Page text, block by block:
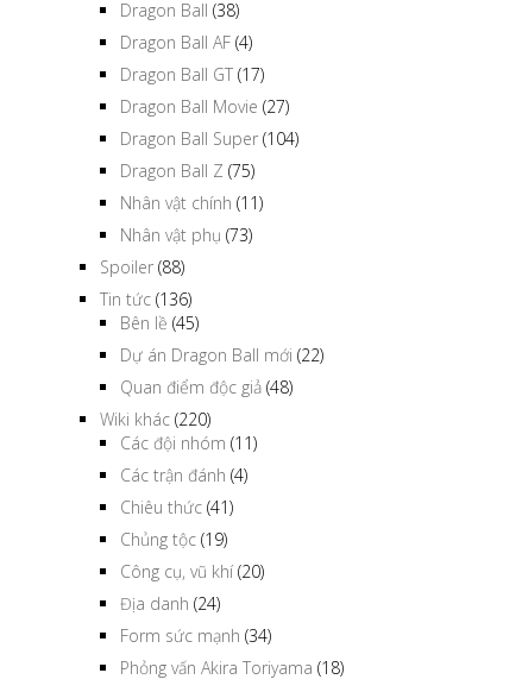
Dragon Ball (38)
Dragon Ball AF (4)
Dragon Ball GT (17)
Dragon Ball Movie (27)
Dragon Ball Super (104)
Dragon Ball Z (75)
Nhân vật chính (11)
Nhân vật phụ (73)
Spoiler (88)
Tin tức (136)
Bên lề (45)
Dự án Dragon Ball mới (22)
Quan điểm độc giả (48)
Wiki khác (220)
Các đội nhóm (11)
Các trận đánh (4)
Chiêu thức (41)
Chủng tộc (19)
Công cụ, vũ khí(20)
Địa danh (24)
Form sức mạnh (34)
Phỏng vấn Akira Toriyama (18)